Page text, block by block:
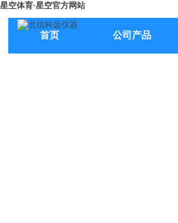
星空体育·星空官方网站
首页 公司产品